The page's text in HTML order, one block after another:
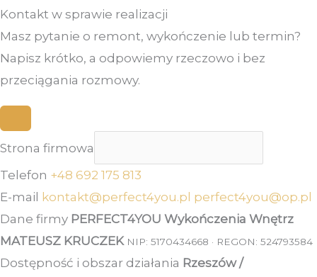
Kontakt w sprawie realizacji
Masz pytanie o remont, wykończenie lub termin?
Napisz krótko, a odpowiemy rzeczowo i bez
przeciągania rozmowy.
Strona firmowa
Telefon +48 692 175 813
E-mail
kontakt@perfect4you.pl perfect4you@op.pl
Dane firmy PERFECT4YOU Wykończenia Wnętrz
MATEUSZ KRUCZEK NIP: 5170434668 · REGON: 524793584
Dostępność i obszar działania Rzeszów /